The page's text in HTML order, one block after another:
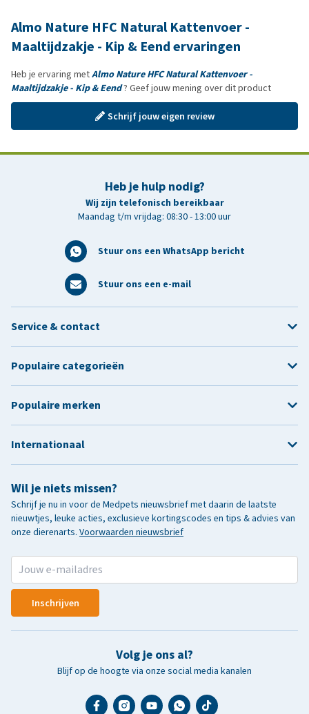
Almo Nature HFC Natural Kattenvoer -
Maaltijdzakje - Kip & Eend ervaringen
Heb je ervaring metAlmo Nature HFC Natural Kattenvoer -
Maaltijdzakje - Kip & Eend? Geef jouw mening over dit product
Schrijf jouw eigen review
Heb je hulp nodig?
Wij zijn telefonisch bereikbaar
Maandag t/m vrijdag: 08:30 - 13:00 uur
Stuur ons een WhatsApp bericht
Stuur ons een e-mail
Wil je niets missen?
Schrijf je nu in voor de Medpets nieuwsbrief met daarin de laatste
nieuwtjes, leuke acties, exclusieve kortingscodes en tips & advies van
onze dierenarts. Voorwaarden nieuwsbrief
Inschrijven
Volg je ons al?
Blijf op de hoogte via onze social media kanalen
Service & contact
Populaire categorieën
Populaire merken
Internationaal